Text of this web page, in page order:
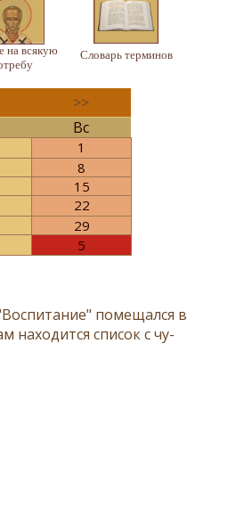
на всякую
Словарь терминов
>>
Вс
1
8
15
22
29
5
по­ме­щал­ся в
на­хо­дит­ся спи­сок с чу­